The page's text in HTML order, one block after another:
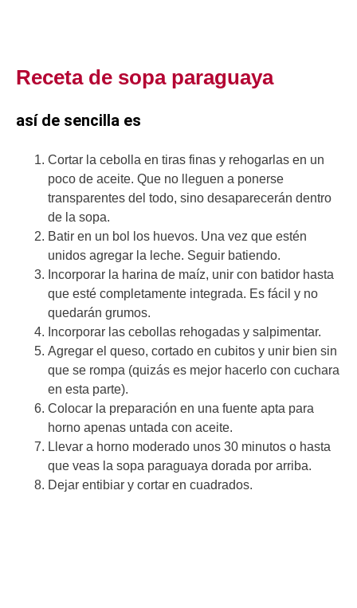
Receta de sopa paraguaya
así de sencilla es
Cortar la cebolla en tiras finas y rehogarlas en un
poco de aceite. Que no lleguen a ponerse
transparentes del todo, sino desaparecerán dentro
de la sopa.
Batir en un bol los huevos. Una vez que estén
unidos agregar la leche. Seguir batiendo.
Incorporar la harina de maíz, unir con batidor hasta
que esté completamente integrada. Es fácil y no
quedarán grumos.
Incorporar las cebollas rehogadas y salpimentar.
Agregar el queso, cortado en cubitos y unir bien sin
que se rompa (quizás es mejor hacerlo con cuchara
en esta parte).
Colocar la preparación en una fuente apta para
horno apenas untada con aceite.
Llevar a horno moderado unos 30 minutos o hasta
que veas la sopa paraguaya dorada por arriba.
Dejar entibiar y cortar en cuadrados.